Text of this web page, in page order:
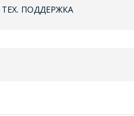
ПОДДЕРЖКА